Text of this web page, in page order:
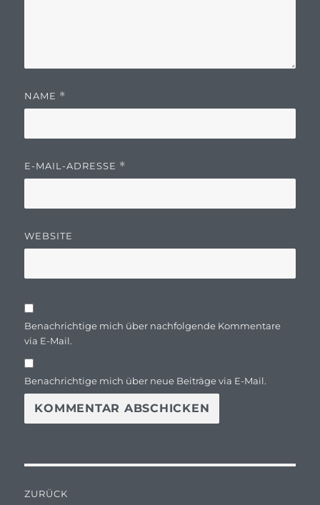
NAME *
E-MAIL-ADRESSE *
WEBSITE
Benachrichtige mich über nachfolgende Kommentare
via E-Mail.
Benachrichtige mich über neue Beiträge via E-Mail.
ZURÜCK